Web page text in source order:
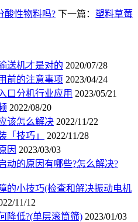
酸性物料吗? 下一篇： 塑料草莓
送机才是对的 2020/07/28
前的注意事项 2023/04/24
口分机行业应用 2023/05/21
2022/08/20
该怎么解决 2022/11/22
「技巧」
2022/11/28
因 2023/03/03
动的原因有哪些?怎么解决?
的小技巧(检查和解决振动电机
11/12
降低?(单层滚筒筛) 2023/01/03